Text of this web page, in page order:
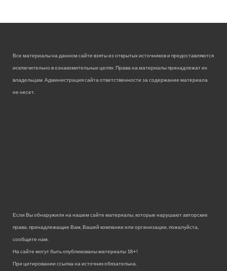
Все материалы на данном сайте взяты из открытых источников и предоставляются
исключительно в ознакомительных целях. Права на материалы принадлежат их
владельцам. Администрация сайта ответственности за содержание материала
не несет.
Если Вы обнаружили на нашем сайте материалы, которые нарушают авторские
права, принадлежащие Вам, Вашей компании или организации, пожалуйста,
сообщите нам.
На сайте могут быть опубликованы материалы 18+!
При цитировании ссылка на источник обязательна.